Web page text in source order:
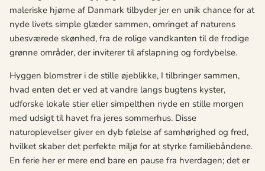
maleriske hjørne af Danmark tilbyder jer en unik chance for at
nyde livets simple glæder sammen, omringet af naturens
ubesværede skønhed, fra de rolige vandkanten til de frodige
grønne områder, der inviterer til afslapning og fordybelse.
Hyggen blomstrer i de stille øjeblikke, I tilbringer sammen,
hvad enten det er ved at vandre langs bugtens kyster,
udforske lokale stier eller simpelthen nyde en stille morgen
med udsigt til havet fra jeres sommerhus. Disse
naturoplevelser giver en dyb følelse af samhørighed og fred,
hvilket skaber det perfekte miljø for at styrke familiebåndene.
En ferie her er mere end bare en pause fra hverdagen; det er